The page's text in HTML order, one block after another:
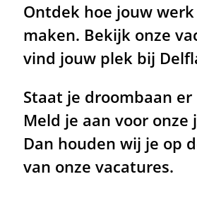
Ontdek hoe jouw
maken. Bekijk onze
vind jouw plek bij
Staat je droombaan
Meld je aan voor onze
Dan houden wij je op
van onze vacatures.